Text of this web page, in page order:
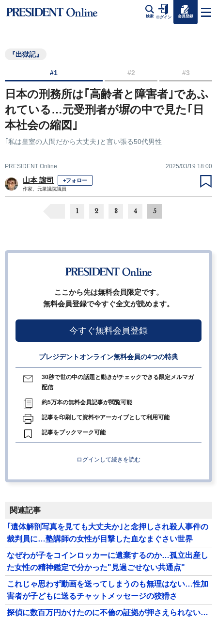
検索 ログイン 会員登録
『出獄記』
#1 #2 #3
日本の刑務所は｢高齢者と障害者｣であふ
れている…元受刑者が塀の中で見た｢日
本社会の縮図｣
｢私は皇室の人間だから大丈夫｣と言い張る50代男性
PRESIDENT Online 2025/03/19 18:00
山本 譲司 +フォロー
作家、元衆議院議員
1 2 3 4 5
ここから先は無料会員限定です。
無料会員登録で今すぐ全文が読めます。
今すぐ無料会員登録
プレジデントオンライン無料会員の4つの特典
30秒で世の中の話題と動きがチェックできる限定メルマガ
配信
約5万本の無料会員記事が閲覧可能
記事を印刷して資料やアーカイブとして利用可能
記事をブックマーク可能
ログインして続きを読む
関連記事
｢遺体解剖写真を見ても大丈夫か｣と念押しされ殺人事件の
裁判員に…塾講師の女性が目撃した血なまぐさい世界
なぜわが子をコインロッカーに遺棄するのか…孤立出産し
た女性の精神鑑定で分かった"見過ごせない共通点"
これじゃ思わず動画を送ってしまうのも無理はない…性加
害者が子どもに送るチャットメッセージの狡猾さ
探偵に数百万円かけたのに不倫の証拠が押さえられない…